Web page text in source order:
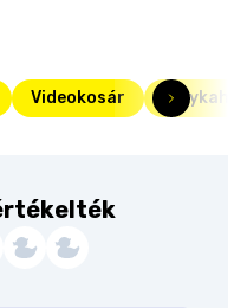
Videokosár